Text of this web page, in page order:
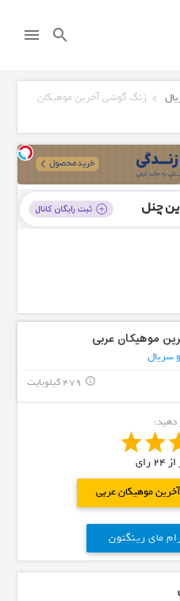
search
menu
زنگ گوشی آخرین موهیکان
موهیکان عربی
سریال
479 کیلوبایت info_outline
دهید:
از24رای
موهیکان عربی
مای رینگتون